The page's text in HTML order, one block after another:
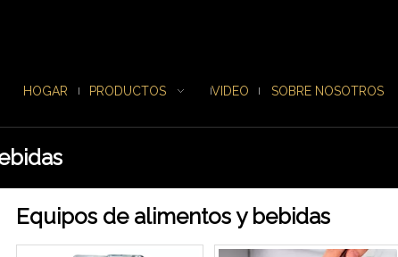
HOGAR PRODUCTOS VIDEO SOBRE NOSOTROS
Equipos de alimentos y bebidas